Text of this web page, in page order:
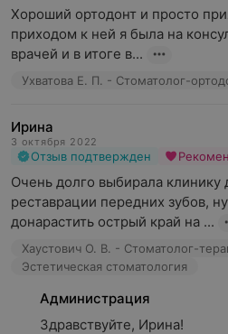
Хороший ортодонт и просто
приходом к ней я была на
врачей и в итоге в...
Ухватова Е. П. - Стоматолог-
Ирина
3 октября 2022
Отзыв подтвержден
Очень долго выбирала клинику
реставрации передних зубов,
донарастить острый край на ...
Хаустович О. В. - Стоматолог-
Эстетическая стоматология
Администрация
Здравствуйте, Ирина!